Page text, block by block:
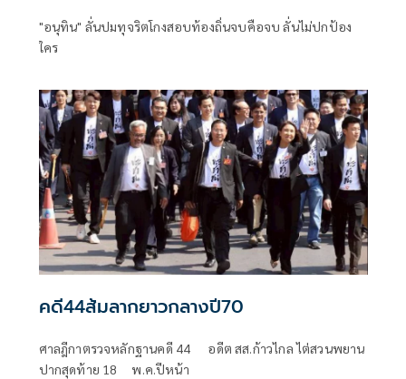
"อนุทิน" ลั่นปมทุจริตโกงสอบท้องถิ่นจบคือจบ ลั่นไม่ปกป้อง
ใคร
คดี44ส้มลากยาวกลางปี70
ศาลฎีกาตรวจหลักฐานคดี 44 อดีต สส.ก้าวไกล ไต่สวนพยาน
ปากสุดท้าย 18 พ.ค.ปีหน้า